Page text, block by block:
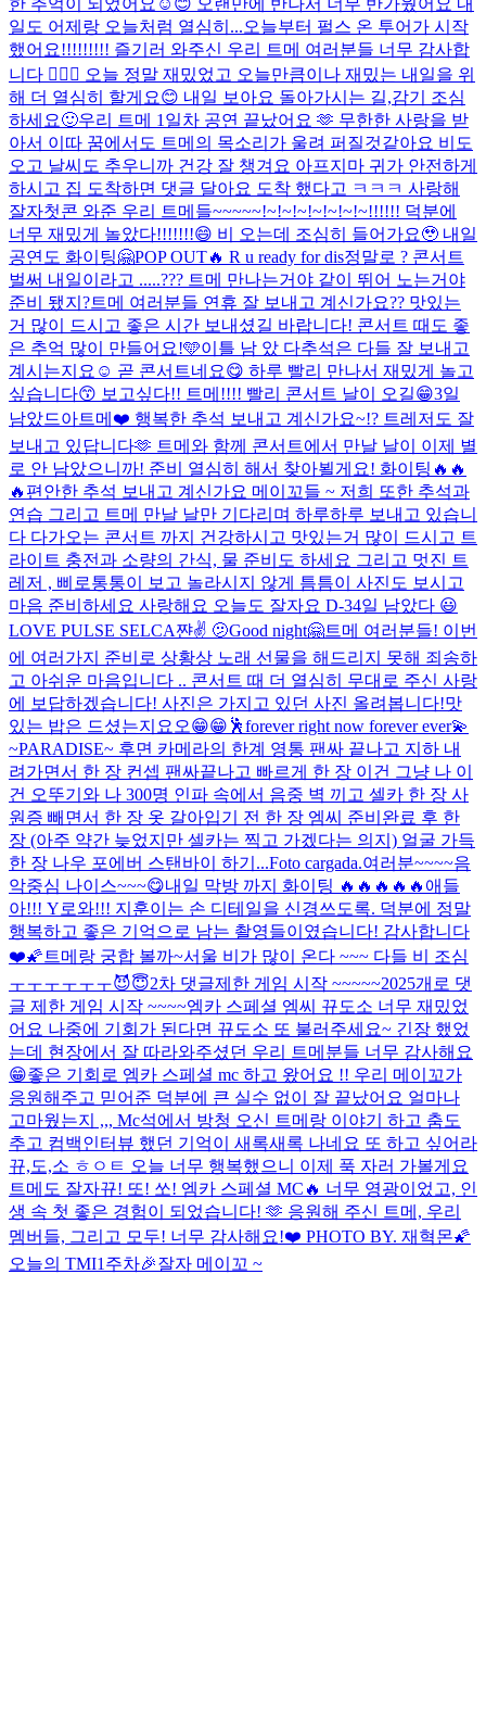
일도 어제랑 오늘처럼 열심히...오늘부터 펄스 온 투어가 시작
했어요!!!!!!!!! 즐기러 와주신 우리 트메 여러분들 너무 감사합
니다 🙇🏻‍♂️ 오늘 정말 재밌었고 오늘만큼이나 재밌는 내일을 위
해 더 열심히 할게요😊 내일 보아요 돌아가시는 길,감기 조심
하세요🙂우리 트메 1일차 공연 끝났어요 🫶 무한한 사랑을 받
아서 이따 꿈에서도 트메의 목소리가 울려 퍼질것같아요 비도
오고 날씨도 추우니까 건강 잘 챙겨요 아프지마 귀가 안전하게
하시고 집 도착하면 댓글 달아요 도착 했다고 ㅋㅋㅋ 사랑해
잘자첫콘 와준 우리 트메들~~~~~!~!~!~!~!~!~!~!!!!!! 덕분에
너무 재밌게 놀았다!!!!!!!😄 비 오는데 조심히 들어가요🥹 내일
공연도 화이팅🤗POP OUT🔥 R u ready for dis정말로 ? 콘서트
벌써 내일이라고 .....??? 트메 만나는거야 같이 뛰어 노는거야
준비 됐지?트메 여러분들 연휴 잘 보내고 계신가요?? 맛있는
거 많이 드시고 좋은 시간 보내셨길 바랍니다! 콘서트 때도 좋
은 추억 많이 만들어요!🩵이틀 남 았 다추석은 다들 잘 보내고
계시는지요☺️ 곧 콘서트네요😋 하루 빨리 만나서 재밌게 놀고
싶습니다😙 보고싶다!! 트메!!!! 빨리 콘서트 날이 오길😁3일
남았드아트메❤️ 행복한 추석 보내고 계신가요~!? 트레저도 잘
보내고 있답니다🫶 트메와 함께 콘서트에서 만날 날이 이제 별
로 안 남았으니까! 준비 열심히 해서 찾아뵐게요! 화이팅🔥🔥
🔥 편안한 추석 보내고 계신가요 메이꼬들 ~ 저희 또한 추석과
연습 그리고 트메 만날 날만 기다리며 하루하루 보내고 있습니
다 다가오는 콘서트 까지 건강하시고 맛있는거 많이 드시고 트
라이트 충전과 소량의 간식, 물 준비도 하세요 그리고 멋진 트
레저 , 삐로통통이 보고 놀라시지 않게 틈틈이 사진도 보시고
마음 준비하세요 사랑해요 오늘도 잘자요 D-34일 남았다 😃
LOVE PULSE SELCA쨘✌️ 🫤Good night🤗트메 여러분들! 이번
에 여러가지 준비로 상황상 노래 선물을 해드리지 못해 죄송하
고 아쉬운 마음입니다 .. 콘서트 때 더 열심히 무대로 주신 사랑
에 보답하겠습니다! 사진은 가지고 있던 사진 올려봅니다!맛
있는 밥은 드셨는지요오😁😁 🕺forever right now forever ever💫
~PARADISE~ 후면 카메라의 한계 영통 팬싸 끝나고 지하 내
려가면서 한 장 컨셉 팬싸끝나고 빠르게 한 장 이건 그냥 나 이
건 오뚜기와 나 300명 인파 속에서 음중 벽 끼고 셀카 한 장 사
원증 빼면서 한 장 옷 갈아입기 전 한 장 엠씨 준비완료 후 한
장 (아주 약간 늦었지만 셀카는 찍고 가겠다는 의지) 얼굴 가득
한 장 나우 포에버 스탠바이 하기...Foto cargada.여러분~~~~음
악중심 나이스~~~😋내일 막방 까지 화이팅 🔥🔥🔥🔥🔥 애들
아!!! Y로와!!! 지훈이는 손 디테일을 신경쓰도록. 덕분에 정말
행복하고 좋은 기억으로 남는 촬영들이였습니다! 감사합니다
❤️🌠 트메랑 궁합 볼까~서울 비가 많이 온다 ~~~ 다들 비 조심
ㅜㅜㅜㅜㅜㅜ😈😇2차 댓글제한 게임 시작 ~~~~~2025개로 댓
글 제한 게임 시작 ~~~~엠카 스페셜 엠씨 뀨도소 너무 재밌었
어요 나중에 기회가 된다면 뀨도소 또 불러주세요~ 긴장 했었
는데 현장에서 잘 따라와주셨던 우리 트메분들 너무 감사해요
😁좋은 기회로 엠카 스페셜 mc 하고 왔어요 !! 우리 메이꼬가
응원해주고 믿어준 덕분에 큰 실수 없이 잘 끝났어요 얼마나
고마웠는지 ,,, Mc석에서 방청 오신 트메랑 이야기 하고 춤도
추고 컴백인터뷰 했던 기억이 새록새록 나네요 또 하고 싶어라
뀨,도,소 ㅎㅇㅌ 오늘 너무 행복했으니 이제 푹 자러 가볼게요
트메도 잘자뀨! 또! 쏘! 엠카 스페셜 MC🔥 너무 영광이었고, 인
생 속 첫 좋은 경험이 되었습니다! 🫶 응원해 주신 트메, 우리
멤버들, 그리고 모두! 너무 감사해요!❤️ PHOTO BY. 재혁몬🌠
오늘의 TMI1주차🎉잘자 메이꼬 ~